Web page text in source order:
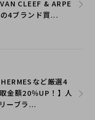
CLEEF & ARPE
4ブランド買...
など厳選4
金額20％UP！】人
ーブラ...